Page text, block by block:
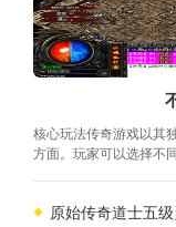
核心玩法传奇游戏以其
方面。玩家可以选择不
原始传奇道士五